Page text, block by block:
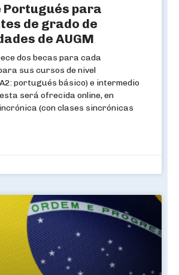
Portugués para
de grado de
de AUGM
dos becas para cada
sus cursos de nivel
portugués básico) e intermedio
será ofrecida online, en
(con clases sincrónicas